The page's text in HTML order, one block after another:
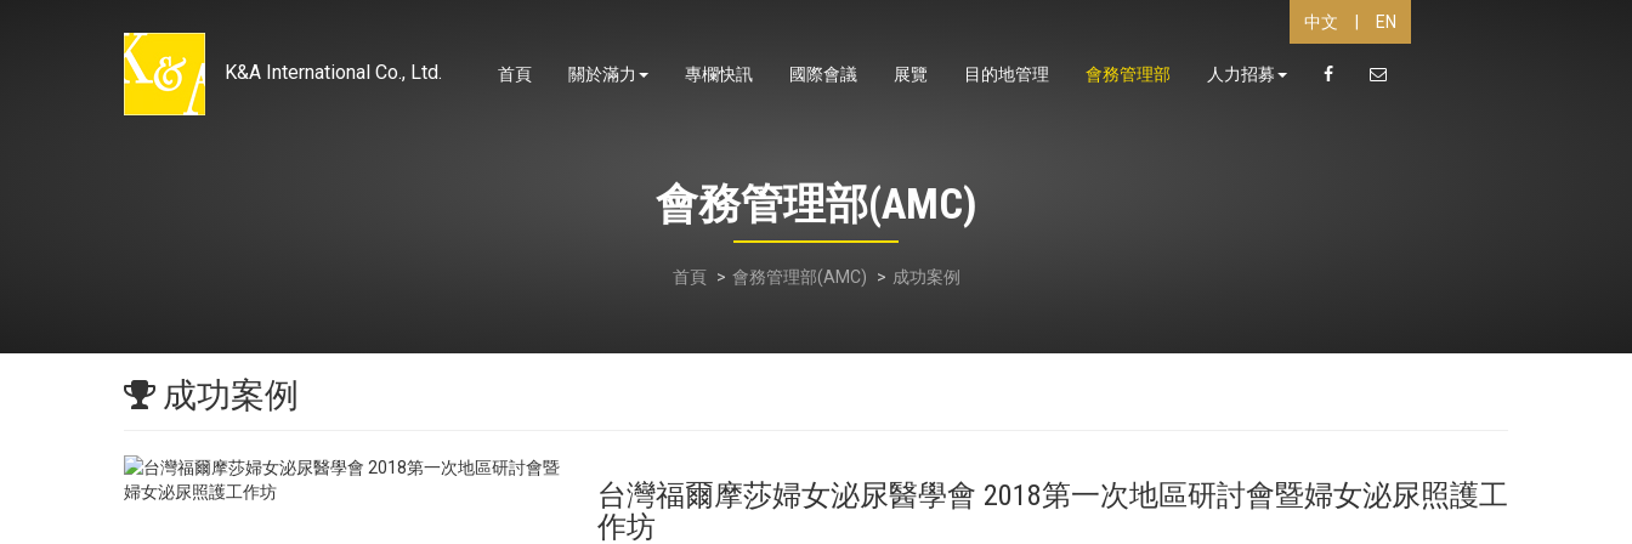
中文 EN
K&A International Co., Ltd. 首頁 關於滿力 專欄快訊 國際會議 展覽 目的地管理 會務管理部 人力招募
會務管理部(AMC)
首頁 會務管理部(AMC) 成功案例
成功案例
台灣福爾摩莎婦女泌尿醫學會 2018第一次地區研討會暨婦女泌尿照護工
作坊